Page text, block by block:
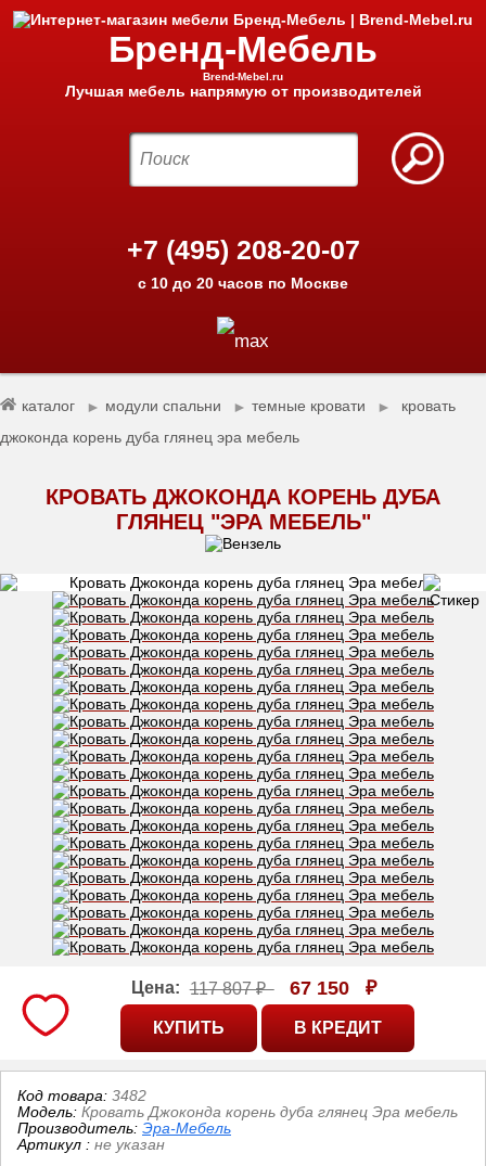
Бренд-Мебель
Brend-Mebel.ru
Лучшая мебель напрямую от производителей
+7 (495) 208-20-07
с 10 до 20 часов по Москве
каталог ► модули спальни ► темные кровати ►
кровать
джоконда корень дуба глянец эра мебель
КРОВАТЬ ДЖОКОНДА КОРЕНЬ ДУБА
ГЛЯНЕЦ "ЭРА МЕБЕЛЬ"
Цена: 117 807 ₽ 67 150 ₽
Код товара: 3482
Модель: Кровать Джоконда корень дуба глянец Эра мебель
Производитель: Эра-Мебель
Артикул : не указан